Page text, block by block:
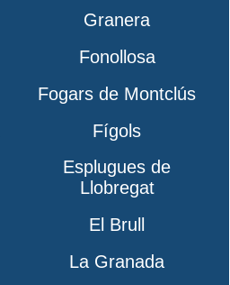
Granera
Fonollosa
Fogars de Montclús
Fígols
Esplugues de
Llobregat
El Brull
La Granada